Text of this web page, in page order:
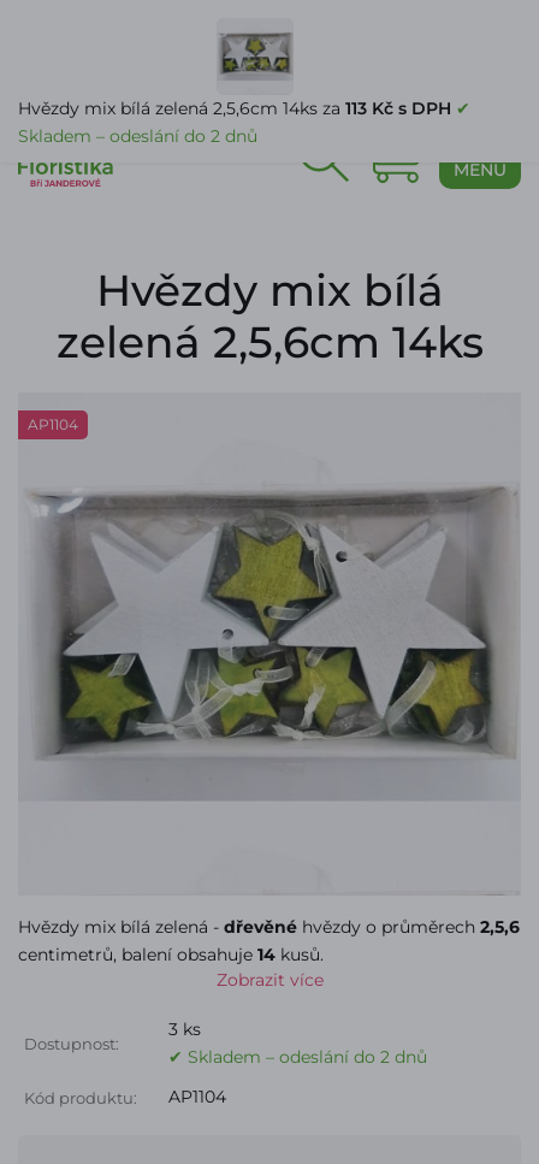
MENU
Hvězdy mix bílá
zelená 2,5,6cm 14ks
AP1104
Hvězdy mix bílá zelená - dřevěné hvězdy o průměrech 2,5,6
centimetrů, balení obsahuje 14 kusů.
Zobrazit více
Dostupnost:
3 ks
✔ Skladem – odeslání do 2 dnů
Kód produktu: AP1104
Hvězdy mix bílá zelená 2,5,6cm 14ks za 113 Kč s DPH ✔
Skladem – odeslání do 2 dnů